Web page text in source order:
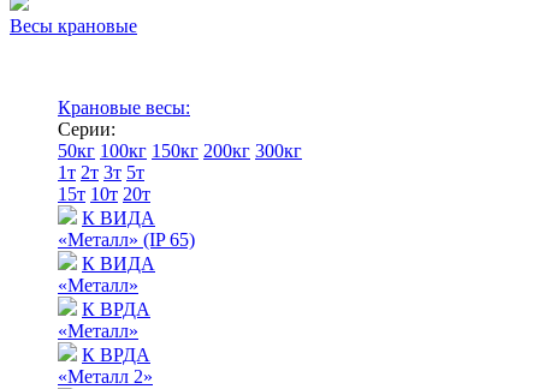
Весы крановые
Крановые весы:
Серии:
50кг 100кг 150кг 200кг 300кг
1т 2т 3т 5т
15т 10т 20т
К ВИДА
«Металл» (IP 65)
К ВИДА
«Металл»
К ВРДА
«Металл»
К ВРДА
«Металл 2»